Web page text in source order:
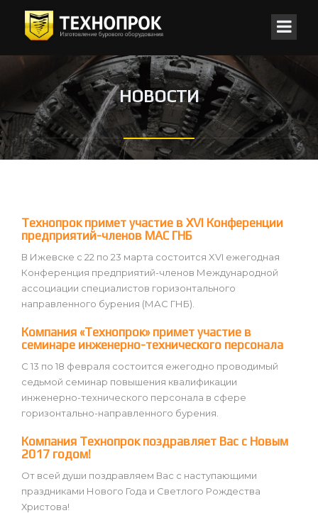
НОВОСТИ
Технопрок примет участие в XVI Конференции
предприятий-членов МАС ГНБ
В Ижевске с 22 по 23 марта состоится XVI ежегодная
Конференция предприятий-членов Международной
ассоциации специалистов горизонтального
направленного бурения (МАС ГНБ).
Компания «Технопрок» примет участие в
семинаре инженерно-технического персонала
С 13 по 18 февраля состоится ежегодно проводимый
седьмой семинар повышения квалификации
инженерно-технического персонала в сфере
горизонтально-направленного бурения.
Компания Технопрок поздравляет Вас с Новым
2017 годом!
От всей души поздравляем Вас с наступающими
праздниками Нового Года и Светлого Рождества
Христова!